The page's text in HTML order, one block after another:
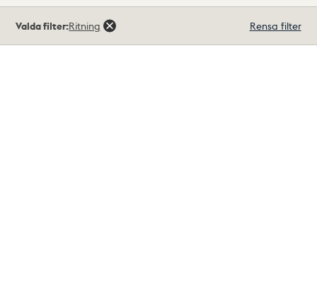
träffar
Valda filter:Ritning Rensa filter